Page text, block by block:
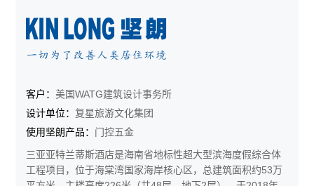
客户：美国WATG建筑设计事务所
设计单位： 复星旅游文化集团
使用坚朗产品： 门控五金
三亚亚特兰蒂斯酒店​​是海南省地标性超大型滨海度假综合体
工程项目，位于海棠湾国家海岸核心区，总建筑面积约53万